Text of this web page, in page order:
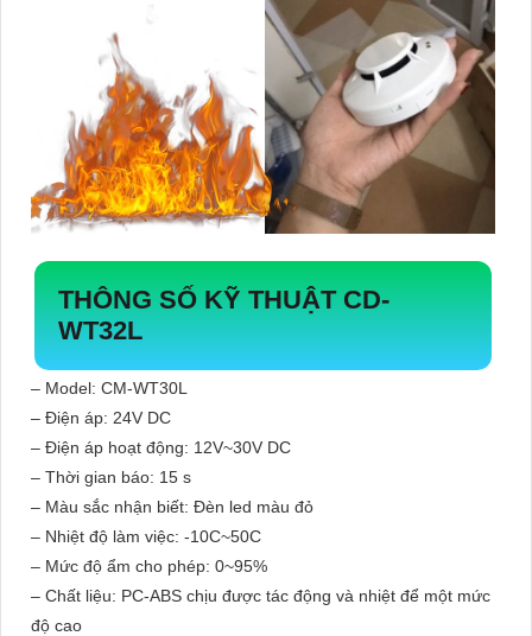
THÔNG SỐ KỸ THUẬT CD-
WT32L
– Model: CM-WT30L
– Điện áp: 24V DC
– Điện áp hoạt động: 12V~30V DC
– Thời gian báo: 15 s
– Màu sắc nhận biết: Đèn led màu đỏ
– Nhiệt độ làm việc: -10C~50C
– Mức độ ẩm cho phép: 0~95%
– Chất liệu: PC-ABS chịu được tác động và nhiệt để một mức
độ cao